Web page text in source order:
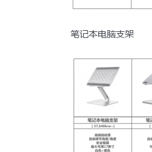
笔记本电脑支架